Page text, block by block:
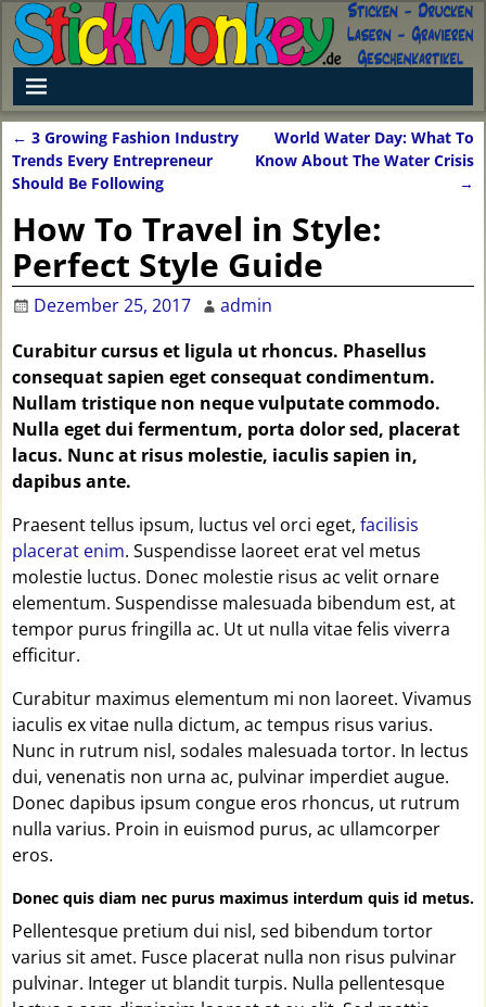
Artikelnavigation
← 3 Growing Fashion Industry
Trends Every Entrepreneur
Should Be Following
World Water Day: What To
Know About The Water Crisis
→
How To Travel in Style:
Perfect Style Guide
Dezember 25, 2017
admin
Curabitur cursus et ligula ut rhoncus. Phasellus
consequat sapien eget consequat condimentum.
Nullam tristique non neque vulputate commodo.
Nulla eget dui fermentum, porta dolor sed, placerat
lacus. Nunc at risus molestie, iaculis sapien in,
dapibus ante.
Praesent tellus ipsum, luctus vel orci eget, facilisis
placerat enim. Suspendisse laoreet erat vel metus
molestie luctus. Donec molestie risus ac velit ornare
elementum. Suspendisse malesuada bibendum est, at
tempor purus fringilla ac. Ut ut nulla vitae felis viverra
efficitur.
Curabitur maximus elementum mi non laoreet. Vivamus
iaculis ex vitae nulla dictum, ac tempus risus varius.
Nunc in rutrum nisl, sodales malesuada tortor. In lectus
dui, venenatis non urna ac, pulvinar imperdiet augue.
Donec dapibus ipsum congue eros rhoncus, ut rutrum
nulla varius. Proin in euismod purus, ac ullamcorper
eros.
Donec quis diam nec purus maximus interdum quis id metus.
Pellentesque pretium dui nisl, sed bibendum tortor
varius sit amet. Fusce placerat nulla non risus pulvinar
pulvinar. Integer ut blandit turpis. Nulla pellentesque